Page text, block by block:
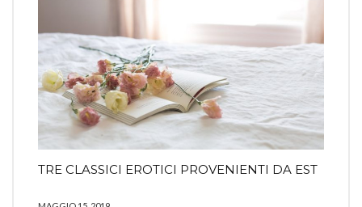
TRE CLASSICI EROTICI PROVENIENTI DA EST